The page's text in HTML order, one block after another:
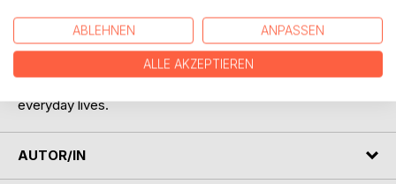
can be achieved through a series of lessons in practical
living. Each is designed to guide us on our own personal
voyage of self-discovery, personal development and inner
everyday lives.
AUTOR/IN
ABLEHNEN ANPASSEN
ALLE AKZEPTIEREN